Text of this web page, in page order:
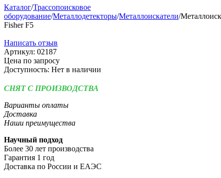
Каталог/Трассопоисковое
оборудование/Металлодетекторы/Металлоискатели/
Fisher F5
Написать отзыв
Артикул: 02187
Цена по запросу
Доступность: Нет в наличии
СНЯТ С ПРОИЗВОДСТВА
Варианты оплаты
Доставка
Наши преимущества
Научный подход
Более 30 лет производства
Гарантия 1 год
Доставка по России и ЕАЭС